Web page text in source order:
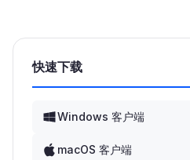
快速下载
Windows 客户端
macOS 客户端